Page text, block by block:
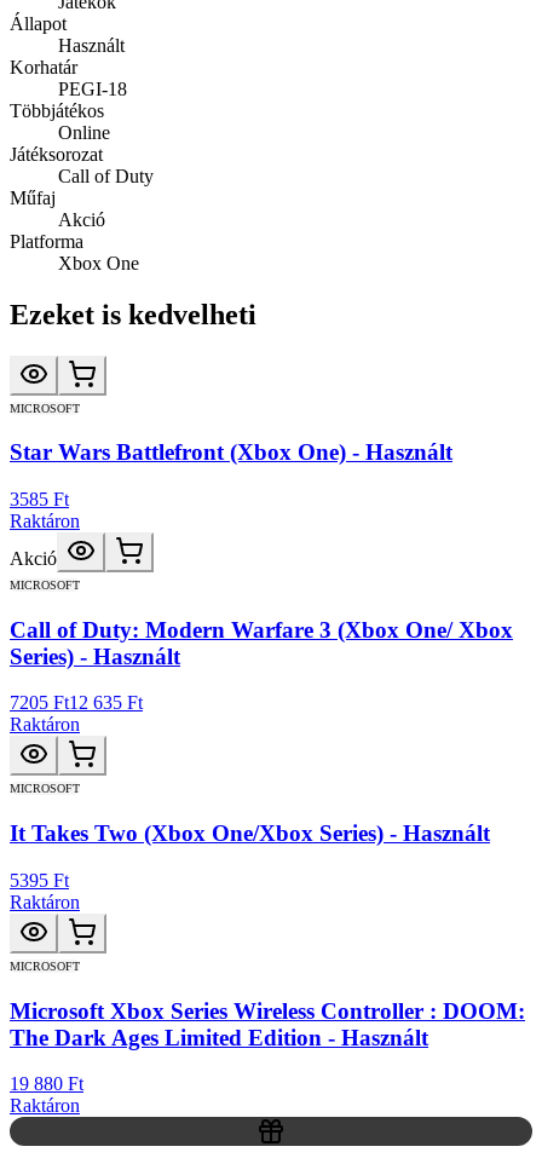
Állapot
Használt
Korhatár
PEGI-18
Többjátékos
Online
Játéksorozat
Call of Duty
Műfaj
Akció
Platforma
Xbox One
Ezeket is kedvelheti
MICROSOFT
Star Wars Battlefront (Xbox One) - Használt
3585 Ft
Raktáron
Akció
MICROSOFT
Call of Duty: Modern Warfare 3 (Xbox One/ Xbox
Series) - Használt
7205 Ft12 635 Ft
Raktáron
MICROSOFT
It Takes Two (Xbox One/Xbox Series) - Használt
5395 Ft
Raktáron
MICROSOFT
Microsoft Xbox Series Wireless Controller : DOOM:
The Dark Ages Limited Edition - Használt
19 880 Ft
Raktáron